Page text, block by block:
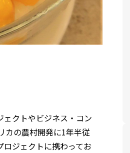
クトやビジネス・コン
カの農村開発に1年半従
ジェクトに携わってお